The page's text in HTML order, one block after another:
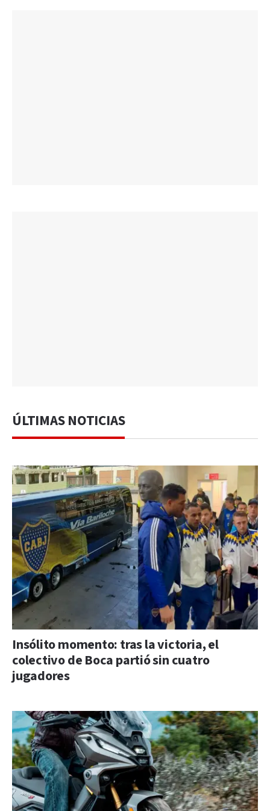
ÚLTIMAS NOTICIAS
Insólito momento: tras la victoria, el
colectivo de Boca partió sin cuatro
jugadores